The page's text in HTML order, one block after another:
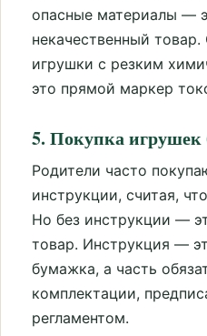
опасные материалы —
некачественный
игрушки с резким
это прямой маркер
5. Покупка игрушек
Родители часто
инструкции, считая,
Но без инструкции —
товар. Инструкция —
бумажка, а часть
комплектации,
регламентом.